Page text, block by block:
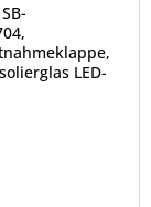
LED-